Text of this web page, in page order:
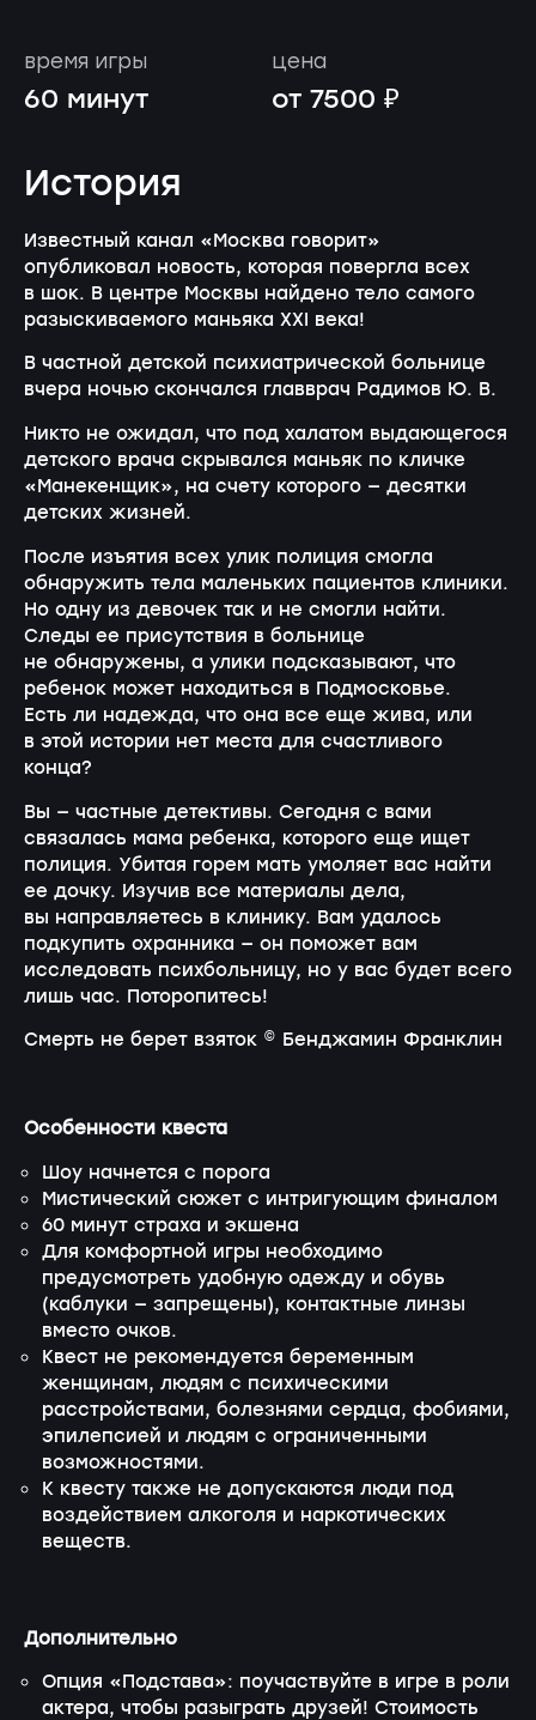
время игры
60 минут
цена
от 7500 ₽
История
Известный канал «Москва говорит»
опубликовал новость, которая повергла всех
в шок. В центре Москвы найдено тело самого
разыскиваемого маньяка XXI века!
В частной детской психиатрической больнице
вчера ночью скончался главврач Радимов Ю. В.
Никто не ожидал, что под халатом выдающегося
детского врача скрывался маньяк по кличке
«Манекенщик», на счету которого — десятки
детских жизней.
После изъятия всех улик полиция смогла
обнаружить тела маленьких пациентов клиники.
Но одну из девочек так и не смогли найти.
Следы ее присутствия в больнице
не обнаружены, а улики подсказывают, что
ребенок может находиться в Подмосковье.
Есть ли надежда, что она все еще жива, или
в этой истории нет места для счастливого
конца?
Вы — частные детективы. Сегодня с вами
связалась мама ребенка, которого еще ищет
полиция. Убитая горем мать умоляет вас найти
ее дочку. Изучив все материалы дела,
вы направляетесь в клинику. Вам удалось
подкупить охранника — он поможет вам
исследовать психбольницу, но у вас будет всего
лишь час. Поторопитесь!
Смерть не берет взяток © Бенджамин Франклин
Особенности квеста
Шоу начнется с порога
Мистический сюжет с интригующим финалом
60 минут страха и экшена
Для комфортной игры необходимо
предусмотреть удобную одежду и обувь
(каблуки — запрещены), контактные линзы
вместо очков.
Квест не рекомендуется беременным
женщинам, людям с психическими
расстройствами, болезнями сердца, фобиями,
эпилепсией и людям с ограниченными
возможностями.
К квесту также не допускаются люди под
воздействием алкоголя и наркотических
веществ.
Дополнительно
Опция «Подстава»: поучаствуйте в игре в роли
актера, чтобы разыграть друзей! Стоимость